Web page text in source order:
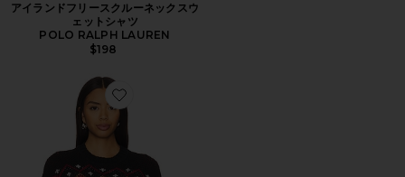
アイランドフリースクルーネックスウ
ェットシャツ
POLO RALPH LAUREN
$198
Favorite SKI IN セーター